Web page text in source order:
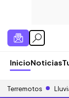
InicioNoticias
Terremotos